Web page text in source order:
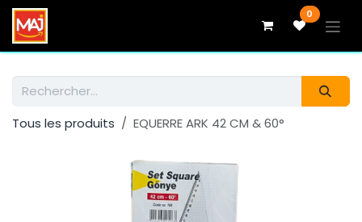
Se rendre au contenu 0
Tous les produits EQUERRE ARK 42 CM & 60°